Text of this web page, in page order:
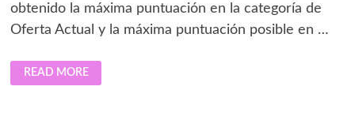
obtenido la máxima puntuación en la categoría de
Oferta Actual y la máxima puntuación posible en …
FORRESTER
NOMBRA
A
READ MORE